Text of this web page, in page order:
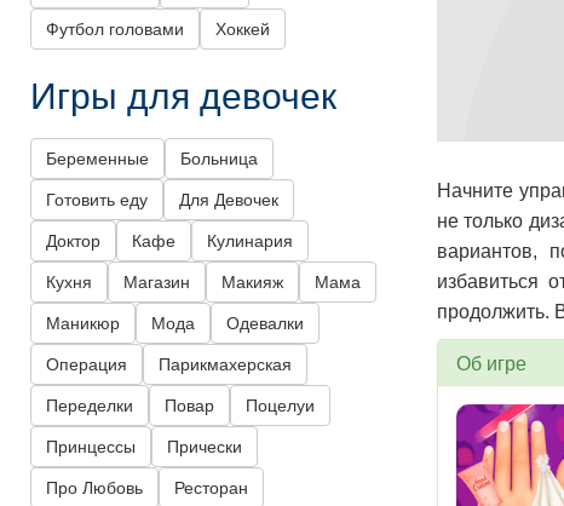
Начните
не только
вариантов,
избавиться
продолжить.
Об игре
Футбол головами Хоккей
Игры для девочек
Беременные Больница
Готовить еду Для Девочек
Доктор Кафе Кулинария
Кухня Магазин Макияж Мама
Маникюр Мода Одевалки
Операция Парикмахерская
Переделки Повар Поцелуи
Принцессы Прически
Про Любовь Ресторан